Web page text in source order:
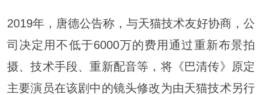
2019年，唐德公告称，与天猫技术友好协商，公
司决定用不低于6000万的费用通过重新布景拍
摄、技术手段、重新配音等，将《巴清传》原定
主要演员在该剧中的镜头修改为由天猫技术另行